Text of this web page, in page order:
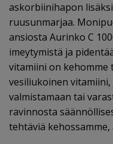
askorbiinihapon
ruusunmarjaa.
ansiosta Aurinko C
imeytymistä ja
vitamiini on
vesiliukoinen
valmistamaan tai
ravinnosta
tehtäviä kehossamme,